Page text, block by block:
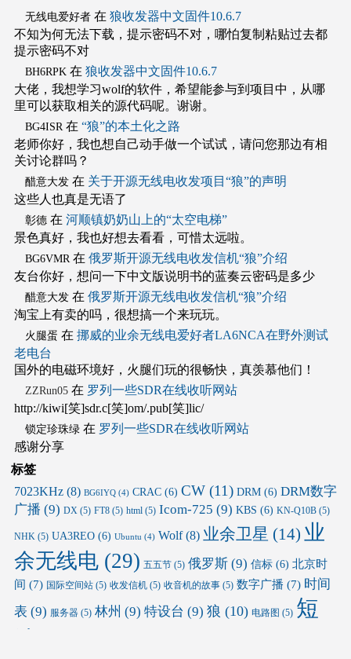
无线电爱好者在 狼收发器中文固件10.6.7
不知为何无法下载，提示密码不对，哪怕复制粘贴过去都
提示密码不对
BH6RPK在 狼收发器中文固件10.6.7
大佬，我想学习wolf的软件，希望能参与到项目中，从哪
里可以获取相关的源代码呢。谢谢。
BG4ISR在 “狼”的本土化之路
老师你好，我也想自己动手做一个试试，请问您那边有相
关讨论群吗？
醋意大发在 关于开源无线电收发项目“狼”的声明
这些人也真是无语了
彰德在 河顺镇奶奶山上的“太空电梯”
景色真好，我也好想去看看，可惜太远啦。
BG6VMR在 俄罗斯开源无线电收发信机“狼”介绍
友台你好，想问一下中文版说明书的蓝奏云密码是多少
醋意大发在 俄罗斯开源无线电收发信机“狼”介绍
淘宝上有卖的吗，很想搞一个来玩玩。
火腿蛋 在 挪威的业余无线电爱好者LA6NCA在野外测试
老电台
国外的电磁环境好，火腿们玩的很畅快，真羡慕他们！
ZZRun05在 罗列一些SDR在线收听网站
http://kiwi[笑]sdr.c[笑]om/.pub[笑]lic/
锁定珍珠绿在 罗列一些SDR在线收听网站
感谢分享
标签
7023KHz(8) BG6IYQ(4) CRAC(6) CW(11) DRM(6) DRM数字
广播 (9) DX(5) FT8(5) html(5) Icom-725 (9) KBS (6) KN-Q10B(5)
NHK(5) UA3REO(6) Ubuntu (4) Wolf(8) 业余卫星 (14) 业
余无线电(29) 五五节(5) 俄罗斯(9) 信标(6) 北京时
间 (7) 国际空间站(5) 收发信机(5) 收音机的故事(5) 数字广播 (7) 时间
表 (9) 服务器(5) 林州 (9) 特设台 (9) 狼 (10) 电路图 (5) 短